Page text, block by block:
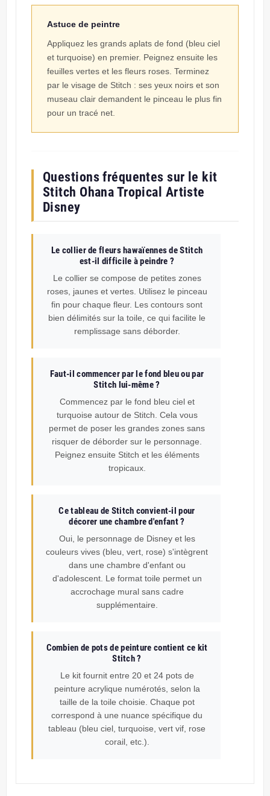
Astuce de peintre
Appliquez les grands aplats de fond (bleu ciel
et turquoise) en premier. Peignez ensuite les
feuilles vertes et les fleurs roses. Terminez
par le visage de Stitch : ses yeux noirs et son
museau clair demandent le pinceau le plus fin
pour un tracé net.
Questions fréquentes sur le kit
Stitch Ohana Tropical Artiste
Disney
Le collier de fleurs hawaïennes de Stitch
est-il difficile à peindre ?
Le collier se compose de petites zones
roses, jaunes et vertes. Utilisez le pinceau
fin pour chaque fleur. Les contours sont
bien délimités sur la toile, ce qui facilite le
remplissage sans déborder.
Faut-il commencer par le fond bleu ou par
Stitch lui-même ?
Commencez par le fond bleu ciel et
turquoise autour de Stitch. Cela vous
permet de poser les grandes zones sans
risquer de déborder sur le personnage.
Peignez ensuite Stitch et les éléments
tropicaux.
Ce tableau de Stitch convient-il pour
décorer une chambre d'enfant ?
Oui, le personnage de Disney et les
couleurs vives (bleu, vert, rose) s'intègrent
dans une chambre d'enfant ou
d'adolescent. Le format toile permet un
accrochage mural sans cadre
supplémentaire.
Combien de pots de peinture contient ce kit
Stitch ?
Le kit fournit entre 20 et 24 pots de
peinture acrylique numérotés, selon la
taille de la toile choisie. Chaque pot
correspond à une nuance spécifique du
tableau (bleu ciel, turquoise, vert vif, rose
corail, etc.).